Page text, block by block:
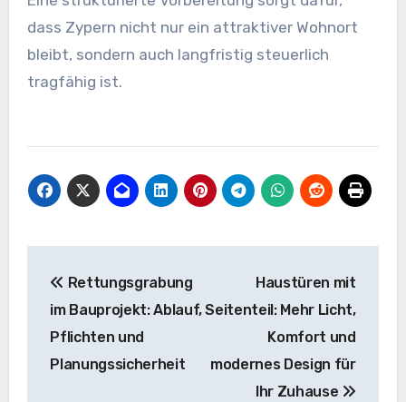
dass Zypern nicht nur ein attraktiver Wohnort
bleibt, sondern auch langfristig steuerlich
tragfähig ist.
Rettungsgrabung
im Bauprojekt: Ablauf,
Pflichten und
Planungssicherheit
Haustüren mit
Seitenteil: Mehr Licht,
Komfort und
modernes Design für
Ihr Zuhause